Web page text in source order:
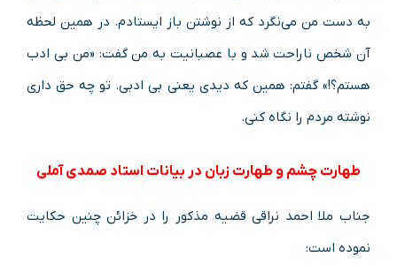
به دست من می‌نگرد که از نوشتن باز ایستادم. در همین لحظه
آن شخص ناراحت شد و با عصبانیت به من گفت: «من بی ادب
هستم؟!» گفتم: همین که دیدی یعنی بی ادبی. تو چه حق داری
نوشته مردم را نگاه کنی.
طهارت چشم و طهارت زبان در بیانات استاد صمدی آملی
جناب ملا احمد نراقی قضیه مذکور را در خزائن چنین حکایت
نموده است: